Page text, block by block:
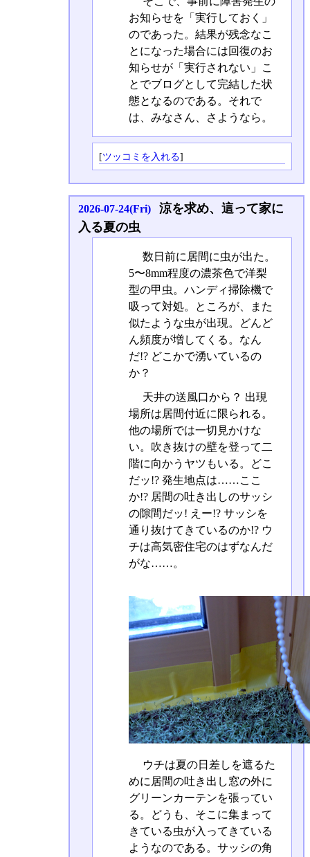
お知らせを「実行しておく」
のであった。結果が残念なこ
とになった場合には回復のお
知らせが「実行されない」こ
とでブログとして完結した状
態となるのである。それで
は、みなさん、さようなら。
[ツッコミを入れる]
2026-07-24(Fri)
涼を求め、這って家に
入る夏の虫
数日前に居間に虫が出た。
5〜8mm程度の濃茶色で洋梨
型の甲虫。ハンディ掃除機で
吸って対処。ところが、また
似たような虫が出現。どんど
ん頻度が増してくる。なん
だ!? どこかで湧いているの
か？
天井の送風口から？ 出現
場所は居間付近に限られる。
他の場所では一切見かけな
い。吹き抜けの壁を登って二
階に向かうヤツもいる。どこ
だッ!? 発生地点は……ここ
か!? 居間の吐き出しのサッシ
の隙間だッ! えー!? サッシを
通り抜けてきているのか!? ウ
チは高気密住宅のはずなんだ
がな……。
ウチは夏の日差しを遮るた
めに居間の吐き出し窓の外に
グリーンカーテンを張ってい
る。どうも、そこに集まって
きている虫が入ってきている
ようなのである。サッシの角